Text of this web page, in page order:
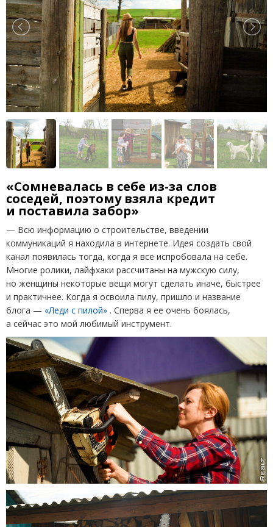
«Сомневалась в себе из-за слов
соседей, поэтому взяла кредит
и поставила забор»
— Всю информацию о строительстве, введении
коммуникаций я находила в интернете. Идея создать свой
канал появилась тогда, когда я все испробовала на себе.
Многие ролики, лайфхаки рассчитаны на мужскую силу,
но женщины некоторые вещи могут сделать иначе, быстрее
и практичнее. Когда я освоила пилу, пришло и название
блога — «Леди с пилой» . Сперва я ее очень боялась,
а сейчас это мой любимый инструмент.